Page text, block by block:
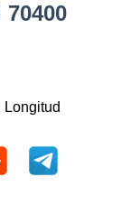
Longitud